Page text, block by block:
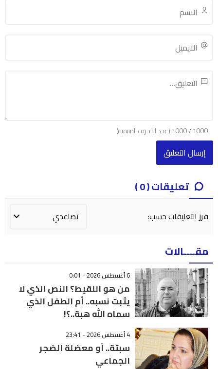
1000
/
1000(عدد الأحرف المتبقية)
تعليقات ( 0 )
فرز التعليقات حسب:
مقــــالات
6 أغسطس 2026 - 0:01
من هو اللقيط؟ النص الذي لا
يثبت نسبه.. أم الطفل الذي
سماه الله هبة..؟!
4 أغسطس 2026 - 23:41
سبتة.. أو معضلة الضجر
الجماعي